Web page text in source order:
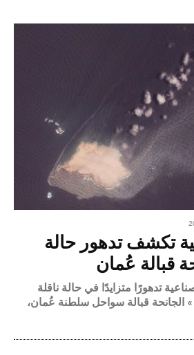
تكشف تدهور حالة
قبالة عُمان
تدهورًا متزايدًا في حالة ناقلة
الجانحة قبالة سواحل سلطنة عُمان،